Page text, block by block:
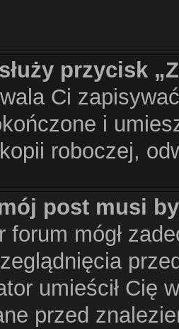
przycisk
Ci
i
roboczej,
post musi
forum mógł
umieścił Cię
przed